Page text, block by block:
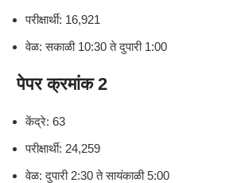
परीक्षार्थी: 16,921
वेळ: सकाळी 10:30 ते दुपारी 1:00
पेपर क्रमांक 2
केंद्रे: 63
परीक्षार्थी: 24,259
वेळ: दुपारी 2:30 ते सायंकाळी 5:00